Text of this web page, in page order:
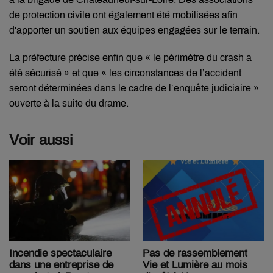
de protection civile ont également été mobilisées afin
d'apporter un soutien aux équipes engagées sur le terrain.
La préfecture précise enfin que « le périmètre du crash a
été sécurisé » et que « les circonstances de l’accident
seront déterminées dans le cadre de l’enquête judiciaire »
ouverte à la suite du drame.
Voir aussi
Incendie spectaculaire
dans une entreprise de
Pas de rassemblement
Vie et Lumière au mois